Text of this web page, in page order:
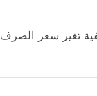
تغير سعر الصرف